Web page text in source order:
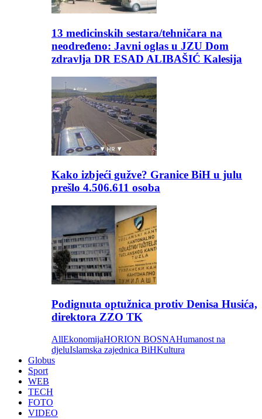
13 medicinskih sestara/tehničara na
neodređeno: Javni oglas u JZU Dom
zdravlja DR ESAD ALIBAŠIĆ Kalesija
Kako izbjeći gužve? Granice BiH u julu
prešlo 4.506.611 osoba
Podignuta optužnica protiv Denisa Husića,
direktora ZZO TK
AllEkonomijaHORION BOSNAHumanost na
djeluIslamska zajednica BiHKultura
Globus
Sport
WEB
TECH
FOTO
VIDEO